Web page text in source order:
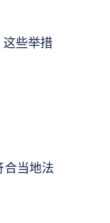
些举措
当地法